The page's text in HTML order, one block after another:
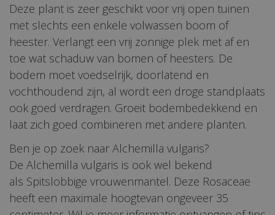
Deze plant is zeer geschikt voor vrij open tuinen
met slechts een enkele volwassen boom of
heester. Verlangt een vrij zonnige plek met af en
toe wat schaduw van bomen of heesters. De
bodem moet voedselrijk, doorlatend en
vochthoudend zijn, al wordt een droge standplaats
ook goed verdragen. Groeit bodembedekkend en
laat zich goed combineren met andere planten.
Ben je op zoek naar Alchemilla vulgaris?
De Alchemilla vulgaris is ook wel bekend
als Spitslobbige vrouwenmantel. Deze Rosaceae
heeft een maximale hoogtevan ongeveer 35